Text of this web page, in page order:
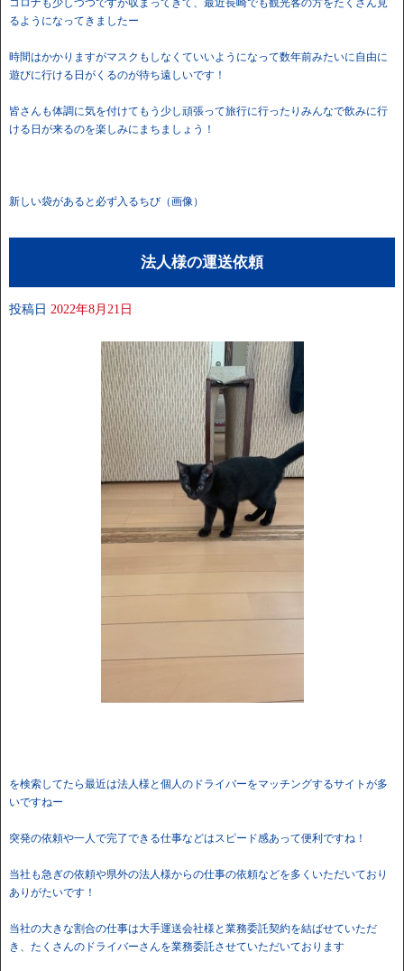
コロナも少しづつですが収まってきて、最近長崎でも観光客の方をたくさん見
るようになってきましたー
時間はかかりますがマスクもしなくていいようになって数年前みたいに自由に
遊びに行ける日がくるのが待ち遠しいです！
皆さんも体調に気を付けてもう少し頑張って旅行に行ったりみんなで飲みに行
ける日が来るのを楽しみにまちましょう！
新しい袋があると必ず入るちび（画像）
法人様の運送依頼
投稿日 2022年8月21日
を検索してたら最近は法人様と個人のドライバーをマッチングするサイトが多
いですねー
突発の依頼や一人で完了できる仕事などはスピード感あって便利ですね！
当社も急ぎの依頼や県外の法人様からの仕事の依頼などを多くいただいており
ありがたいです！
当社の大きな割合の仕事は大手運送会社様と業務委託契約を結ばせていただ
き、たくさんのドライバーさんを業務委託させていただいております